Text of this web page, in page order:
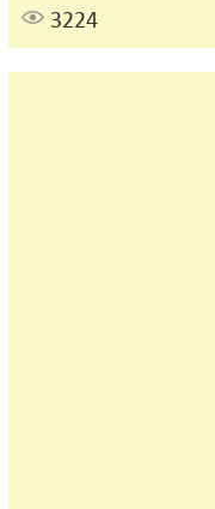
3224